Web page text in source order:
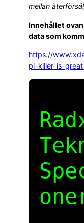
mellan
Innehållet
data som
https://
pi-killer-is-